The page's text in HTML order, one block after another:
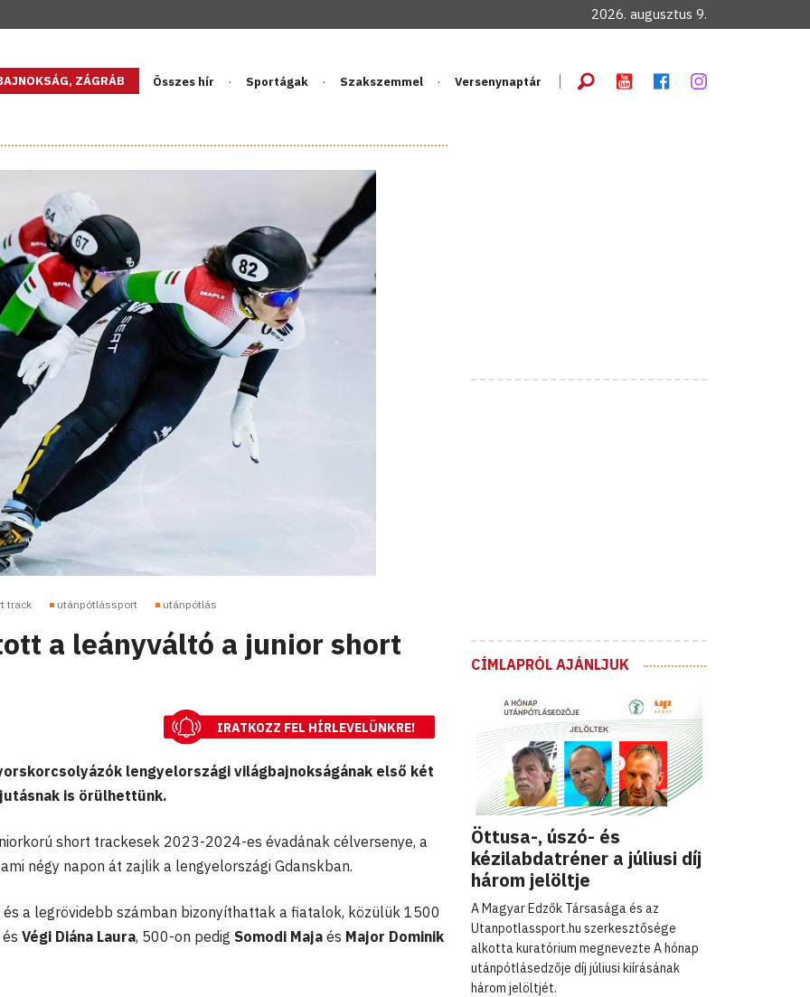
2026. augusztus 9.
ZÁGRÁB Összes hír Sportágak Szakszemmel Versenynaptár
track utánpótlássport utánpótlás
a leányváltó a junior short
IRATKOZZ FEL HÍRLEVELÜNKRE!
lengyelországi világbajnokságának első két
is örülhettünk.
short trackesek 2023-2024-es évadának célversenye, a
négy napon át zajlik a lengyelországi Gdanskban.
a legrövidebb számban bizonyíthattak a fiatalok, közülük 1500
és Végi Diána Laura, 500-on pedig Somodi Maja és Major Dominik
CÍMLAPRÓL AJÁNLJUK
Öttusa-, úszó- és
kézilabdatréner a júliusi díj
három jelöltje
A Magyar Edzők Társasága és az
Utanpotlassport.hu szerkesztősége
alkotta kuratórium megnevezte A hónap
utánpótlásedzője díj júliusi kiírásának
három jelöltjét.